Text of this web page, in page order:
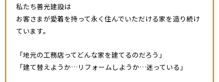
私たち善光建設は
お客さまが愛着を持って永く住んでいただける家を造り続け
ています。
「地元の工務店ってどんな家を建てるのだろう」
「建て替えようか…リフォームしようか…迷っている」